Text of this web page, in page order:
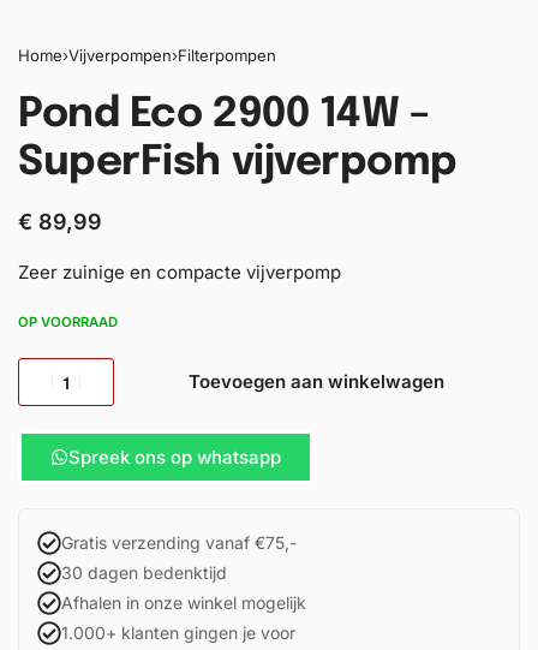
Home›Vijverpompen›Filterpompen
Pond Eco 2900 14W –
SuperFish vijverpomp
€ 89,99
Zeer zuinige en compacte vijverpomp
OP VOORRAAD
Toevoegen aan winkelwagen
Spreek ons op whatsapp
Gratis verzending vanaf €75,-
30 dagen bedenktijd
Afhalen in onze winkel mogelijk
1.000+ klanten gingen je voor